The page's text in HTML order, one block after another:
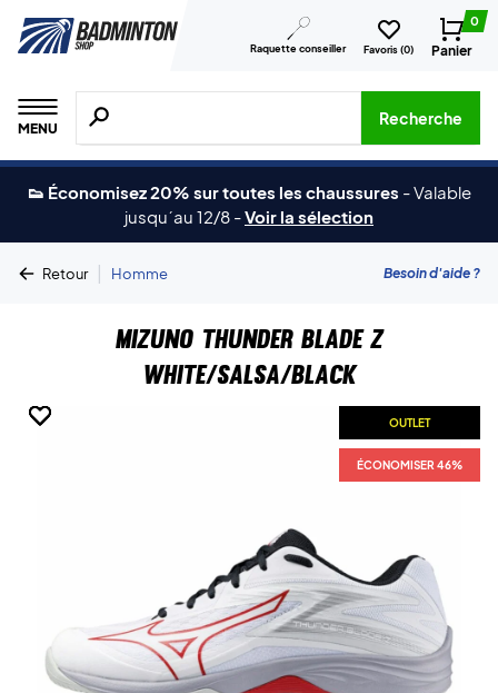
Raquette conseiller Favoris (0)
0
Panier
MENU
Recherche de produits, de marques, etc.
Recherche
👟 Économisez 20% sur toutes les chaussures -Valable
jusqu´au 12/8 -Voir la sélection
Retour | Homme Besoin d'aide ?
Mizuno Thunder Blade Z
White/Salsa/Black
OUTLET
ÉCONOMISER 46%
OUTLET
ÉCONOMISER 46%
OUTLET
ÉCONOMISER 46%
OUTLET
ÉCONOMISER 46%
OUTLET
ÉCONOMISER 46%